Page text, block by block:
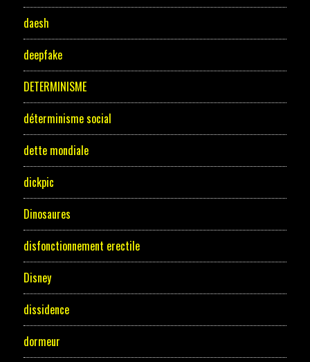
daesh
deepfake
DETERMINISME
déterminisme social
dette mondiale
dickpic
Dinosaures
disfonctionnement erectile
Disney
dissidence
dormeur